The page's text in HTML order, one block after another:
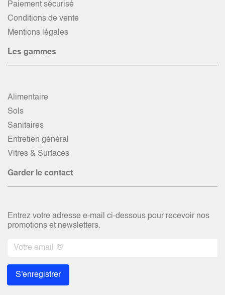
Paiement sécurisé
Conditions de vente
Mentions légales
Les gammes
Alimentaire
Sols
Sanitaires
Entretien général
Vitres & Surfaces
Garder le contact
Entrez votre adresse e-mail ci-dessous pour recevoir nos
promotions et newsletters.
S'enregistrer